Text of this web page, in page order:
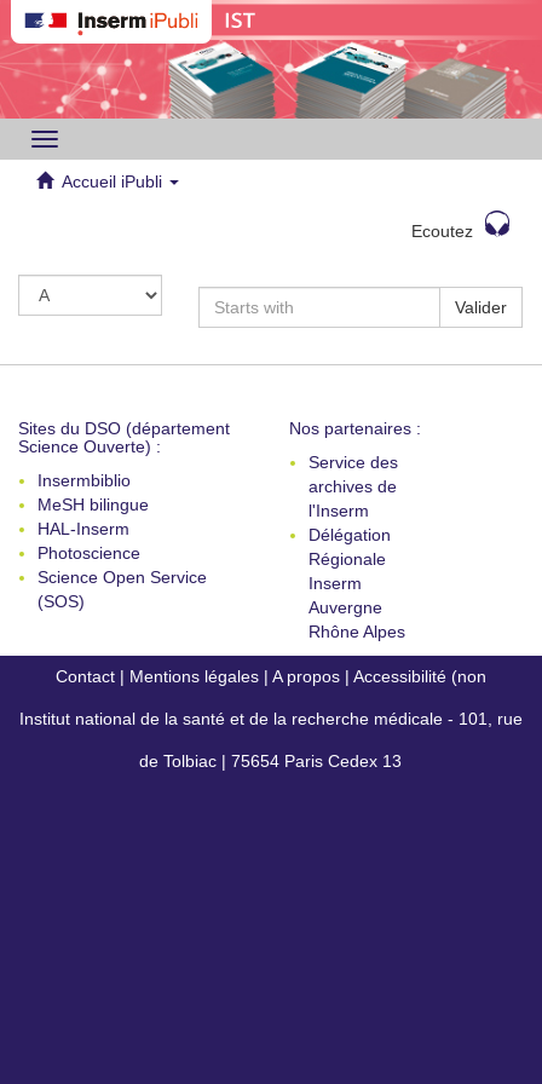
Toggle
navigation
Accueil iPubli
Ecoutez
Valider
Sites du DSO (département
Science Ouverte) :
Insermbiblio
MeSH bilingue
HAL-Inserm
Photoscience
Science Open Service
(SOS)
Nos partenaires :
Service des
archives de
l'Inserm
Délégation
Régionale
Inserm
Auvergne
Rhône Alpes
Contact | Mentions légales | A propos | Accessibilité (non
conforme)
Institut national de la santé et de la recherche médicale - 101, rue
de Tolbiac | 75654 Paris Cedex 13